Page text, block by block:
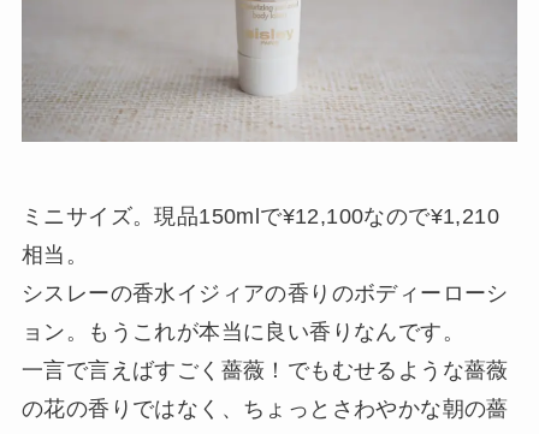
ミニサイズ。現品150mlで¥12,100なので¥1,210
相当。
シスレーの香水イジィアの香りのボディーローシ
ョン。もうこれが本当に良い香りなんです。
一言で言えばすごく薔薇！でもむせるような薔薇
の花の香りではなく、ちょっとさわやかな朝の薔